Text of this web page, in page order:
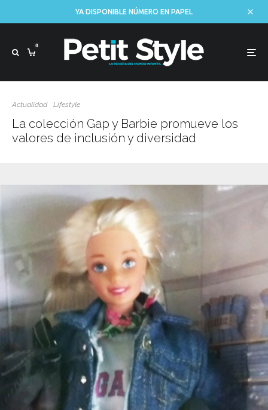
YA DISPONIBLE NÚMERO EN PAPEL
0
Actualidad Lifestyle
La colección Gap y Barbie promueve los
valores de inclusión y diversidad